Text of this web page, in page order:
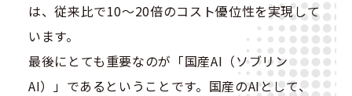
は、従来比で10〜20倍のコスト優位性を実現して
います。
最後にとても重要なのが「国産AI（ソブリン
AI）」であるということです。国産のAIとして、